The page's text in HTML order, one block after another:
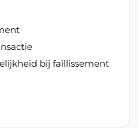
bij faillissement